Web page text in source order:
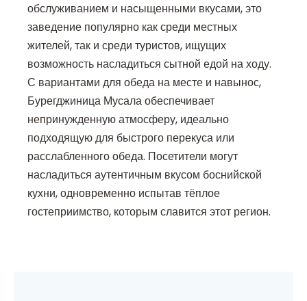
обслуживанием и насыщенными вкусами, это
заведение популярно как среди местных
жителей, так и среди туристов, ищущих
возможность насладиться сытной едой на ходу.
С вариантами для обеда на месте и навынос,
Бурегджиница Мусала обеспечивает
непринужденную атмосферу, идеально
подходящую для быстрого перекуса или
расслабленного обеда. Посетители могут
насладиться аутентичным вкусом боснийской
кухни, одновременно испытав тёплое
гостеприимство, которым славится этот регион.